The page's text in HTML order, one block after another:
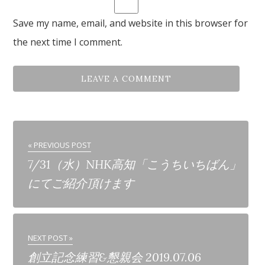
Save my name, email, and website in this browser for
the next time I comment.
« PREVIOUS POST
7/31（水）NHK高知「こうちいちばん」
にてご紹介頂けます
NEXT POST »
創立記念練習&懇親会 2019.07.06